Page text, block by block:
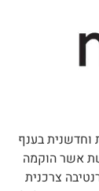
וחדשנית בענף
אשר הוקמה
צרכנית